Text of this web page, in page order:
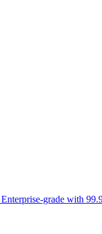
grade with